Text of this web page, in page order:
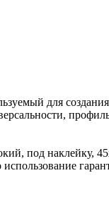
для
под наклейку,